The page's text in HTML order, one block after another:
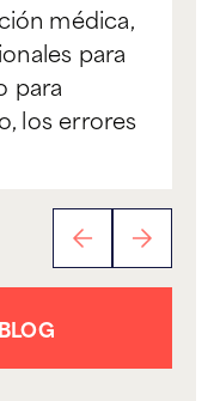
médica,
para
para
los errores